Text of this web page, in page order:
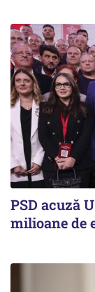
PSD acuză
milioane de